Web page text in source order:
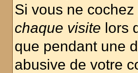
Si vous ne
chaque visite lors
que pendant une
abusive de votre